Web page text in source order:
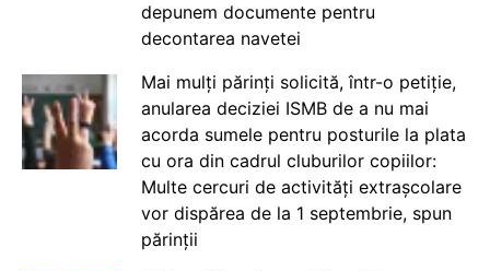
depunem documente pentru
decontarea navetei
Mai mulți părinți solicită, într-o petiție,
anularea deciziei ISMB de a nu mai
acorda sumele pentru posturile la plata
cu ora din cadrul cluburilor copiilor:
Multe cercuri de activități extrașcolare
vor dispărea de la 1 septembrie, spun
părinții